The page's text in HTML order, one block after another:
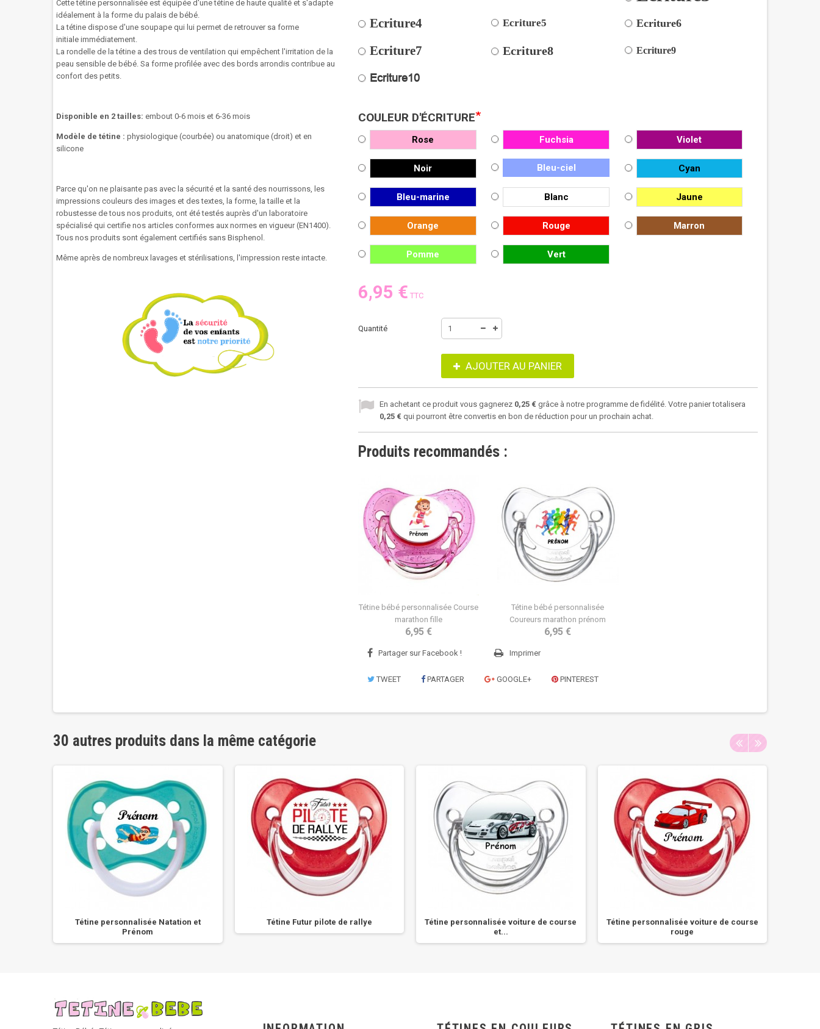
Cette tétine personnalisée est équipée d'une tétine de haute qualité et s'adapte
idéalement à la forme du palais de bébé.
Latétine dispose d'une soupape qui lui permet de retrouver sa forme
initiale immédiatement.
La rondelle de la tétine a des trous de ventilation qui empêchent l'irritation de la
peau sensible de bébé. Sa forme profilée avec des bords arrondis contribue au
confort des petits.
Disponible en 2 tailles: embout 0-6 mois et 6-36 mois
Modèle de tétine : physiologique (courbée) ou anatomique (droit) et en
silicone
Parce qu'on ne plaisante pas avec la sécurité et la santé des nourrissons, les
impressions couleurs des images et des textes, la forme, la taille et la
robustesse de tous nos produits, ont été testés auprès d'un laboratoire
spécialisé qui certifie nos articles conformes aux normes en vigueur (EN1400).
Tous nos produits sont également certifiés sans Bisphenol.
Même après de nombreux lavages et stérilisations, l'impression reste intacte.
Ecriture4 Ecriture5 Ecriture6
Ecriture7 Ecriture8 Ecriture9
Ecriture10
COULEUR D'ÉCRITURE*
Rose Fuchsia Violet
Noir Bleu-ciel Cyan
Bleu-marine Blanc Jaune
Orange Rouge Marron
Pomme Vert
6,95 € TTC
Quantité
AJOUTER AU PANIER
En achetant ce produit vous gagnerez 0,25 € grâce à notre programme de fidélité. Votre panier totalisera
0,25 € qui pourront être convertis en bon de réduction pour un prochain achat.
Produits recommandés :
Tétine bébé personnalisée Course
marathon fille
6,95 €
Tétine bébé personnalisée
Coureurs marathon prénom
6,95 €
Partager sur Facebook ! Imprimer
TWEET PARTAGER GOOGLE+ PINTEREST
30 autres produits dans la même catégorie
Tétine personnalisée Natation et
Prénom
Tétine Futur pilote de rallye
Tétine personnalisée voiture de course
et...
Tétine personnalisée voiture de course
rouge